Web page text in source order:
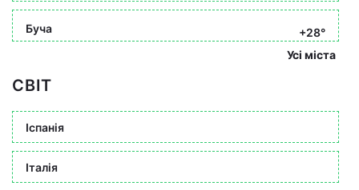
Буча
+28°
Усі міста
СВІТ
Іспанія
Італія